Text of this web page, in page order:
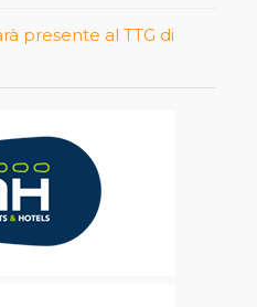
presente al TTG di